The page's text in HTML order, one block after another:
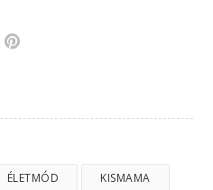
ÉLETMÓD KISMAMA